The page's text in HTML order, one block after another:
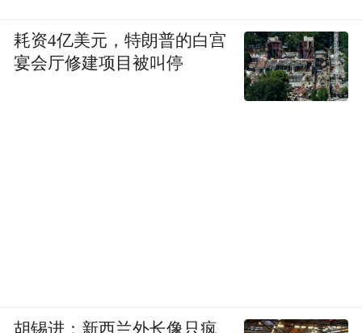
耗资4亿美元，特朗普的白宫
宴会厅修建项目被叫停
胡锡进：新西兰外长像只疯